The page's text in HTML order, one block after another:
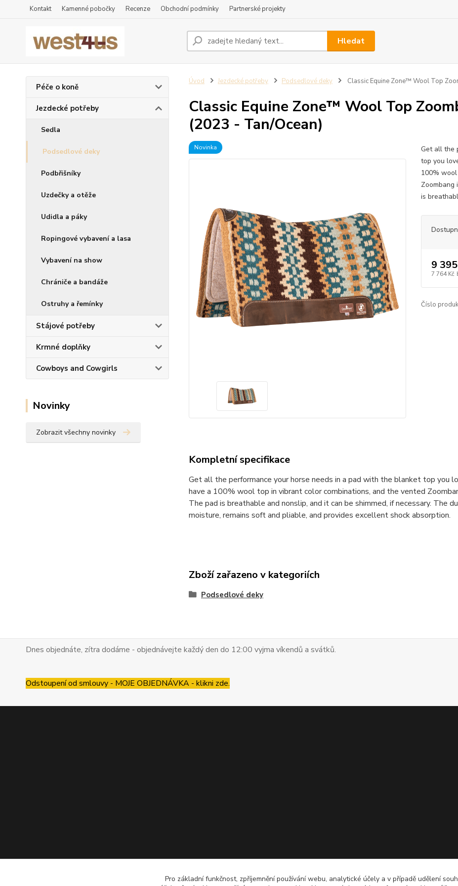
Kontakt Kamenné pobočky Recenze Obchodní podmínky Partnerské projekty
Hledat
Péče o koně
Jezdecké potřeby
Sedla
Podsedlové deky
Podbřišníky
Uzdečky a otěže
Udidla a páky
Ropingové vybavení a lasa
Vybavení na show
Chrániče a bandáže
Ostruhy a řemínky
Stájové potřeby
Krmné doplňky
Cowboys and Cowgirls
Novinky
Zobrazit všechny novinky
Úvod Jezdecké potřeby Podsedlové deky Classic Equine Zone™ Wool Top
Classic Equine Zone™ Wool Top
(2023 - Tan/Ocean)
Novinka
Get all the
top you
100%
Zoombang
is
9
7 764 Kč
Číslo
Kompletní specifikace
Get all the performance your horse needs in a pad with the blanket top you
have a 100% wool top in vibrant color combinations, and the vented
The pad is breathable and nonslip, and it can be shimmed, if necessary. The
moisture, remains soft and pliable, and provides excellent shock absorption.
Zboží zařazeno v kategoriích
Podsedlové deky
Dnes objednáte, zítra dodáme - objednávejte každý den do 12:00 vyjma víkendů a svátků.
Odstoupení od smlouvy - MOJE OBJEDNÁVKA - klikni zde.
Pro základní funkčnost, zpříjemnění používání webu, analytické účely a v případě udělení